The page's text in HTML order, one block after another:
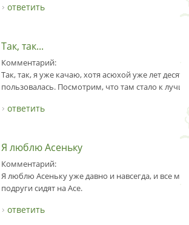
ответить
Так, так...
Комментарий:
Так, так, я уже качаю, хотя асюхой уже лет
пользовалась. Посмотрим, что там стало к
ответить
Я люблю Асеньку
Комментарий:
Я люблю Асеньку уже давно и навсегда, и все
подруги сидят на Асе.
ответить